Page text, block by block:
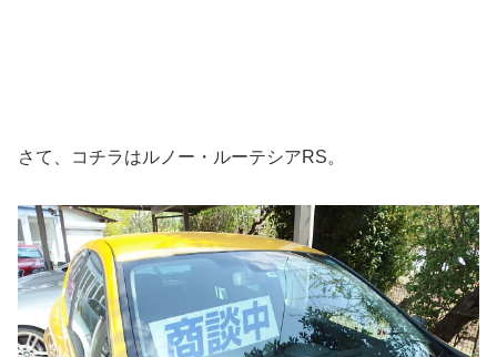
さて、コチラはルノー・ルーテシアRS。